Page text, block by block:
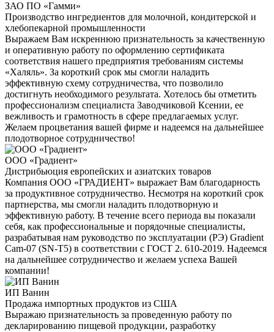
ЗАО ПО «Гамми»
Производство ингредиентов для молочной, кондитерской и
хлебопекарной промышленности
Выражаем Вам искреннюю признательность за качественную
и оперативную работу по оформлению сертификата
соответствия нашего предприятия требованиям системы
«Халяль». За короткий срок мы смогли наладить
эффективную схему сотрудничества, что позволило
достигнуть необходимого результата. Хотелось бы отметить
профессионализм специалиста Заводчиковой Ксении, ее
вежливость и грамотность в сфере предлагаемых услуг.
Желаем процветания вашей фирме и надеемся на дальнейшее
плодотворное сотрудничество!
ООО «Градиент»
Дистрибьюция европейских и азиатских товаров
Компания ООО «ГРАДИЕНТ» выражает Вам благодарность
за продуктивное сотрудничество. Несмотря на короткий срок
партнерства, мы смогли наладить плодотворную и
эффективную работу. В течение всего периода вы показали
себя, как профессиональные и порядочные специалисты,
разрабатывая нам руководство по эксплуатации (РЭ) Gradient
Cam-07 (SN-T5) в соответствии с ГОСТ 2. 610-2019. Надеемся
на дальнейшее сотрудничество и желаем успеха Вашей
компании!
ИП Ванин
Продажа импортных продуктов из США
Выражаю признательность за проведенную работу по
декларированию пищевой продукции, разработку